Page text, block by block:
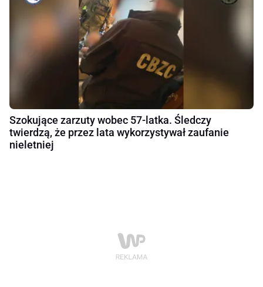
Szokujące zarzuty wobec 57-latka. Śledczy
twierdzą, że przez lata wykorzystywał zaufanie
nieletniej